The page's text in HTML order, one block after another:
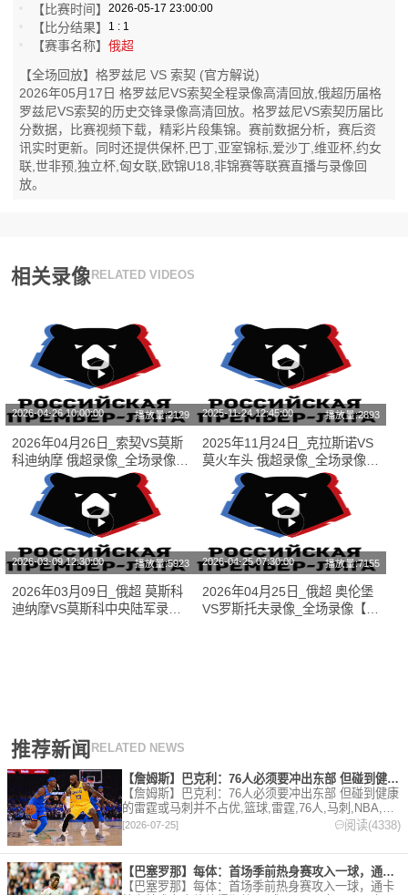
【比赛时间】2026-05-17 23:00:00
【比分结果】 1 : 1
【赛事名称】俄超
【全场回放】格罗兹尼 VS 索契 (官方解说)
2026年05月17日 格罗兹尼VS索契全程录像高清回放,俄超历届格
罗兹尼VS索契的历史交锋录像高清回放。格罗兹尼VS索契历届比
分数据，比赛视频下载，精彩片段集锦。赛前数据分析，赛后资
讯实时更新。同时还提供保杯,巴丁,亚室锦标,爱沙丁,维亚杯,约女
联,世非预,独立杯,匈女联,欧锦U18,非锦赛等联赛直播与录像回
放。
相关录像 RELATED VIDEOS
2026-04-26 10:00:00 播放量:2129
2026年04月26日_索契VS莫斯
科迪纳摩 俄超录像_全场录像
【视频集锦】
2025-11-24 12:45:00 播放量:2893
2025年11月24日_克拉斯诺VS
莫火车头 俄超录像_全场录像
【视频集锦】
2026-03-09 12:30:00 播放量:5923
2026年03月09日_俄超 莫斯科
迪纳摩VS莫斯科中央陆军录像_
2026-04-25 07:30:00 播放量:7155
2026年04月25日_俄超 奥伦堡
VS罗斯托夫录像_全场录像【视
推荐新闻 RELATED NEWS
【詹姆斯】巴克利：76人必须要冲出东部 但碰到健康的雷霆或马
【詹姆斯】巴克利：76人必须要冲出东部 但碰到健康
的雷霆或马刺并不占优,篮球,雷霆,76人,马刺,NBA,詹
姆斯。欢迎收藏本站，24小时为你更新最新的足球，
篮球体育资讯。
[2026-07-25] 阅读(4338)
【巴塞罗那】每体：首场季前热身赛攻入一球，通卡拉有技术有身体
【巴塞罗那】每体：首场季前热身赛攻入一球，通卡